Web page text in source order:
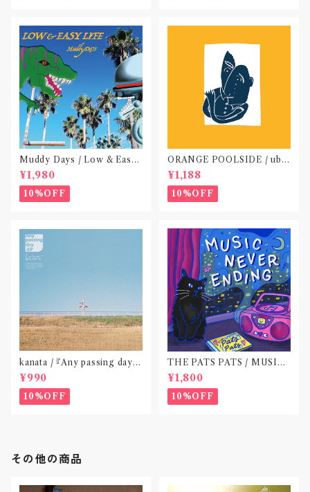
Muddy Days / Low & Easy
Life〝東京〟
¥1,980
10%OFF
ORANGE POOLSIDE / ubu
(CD作品)〝神奈川・厚木〟
¥1,188
10%OFF
kanata / 『Any passing day -
EP』(CD作品)〝東京〟
¥990
10%OFF
THE PATS PATS / MUSIC
NEVER ENDING(CD作品)
¥1,800
10%OFF
その他の商品